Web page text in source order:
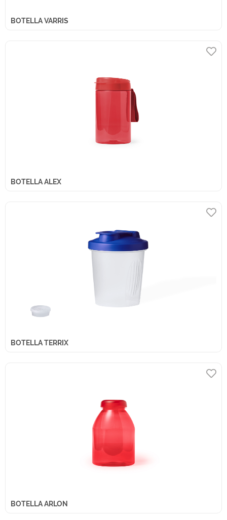
BOTELLA VARRIS
BOTELLA ALEX
BOTELLA TERRIX
BOTELLA ARLON